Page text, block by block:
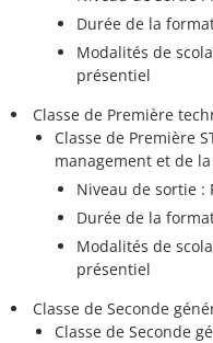
Durée de la
Modalités de
présentiel
Classe de Première
Classe de Première
management et de
Niveau de sortie :
Durée de la
Modalités de
présentiel
Classe de Seconde
Classe de Seconde